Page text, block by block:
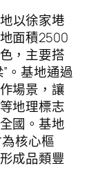
以徐家塂
面積2500
，主要搭
。基地通過
場景，讓
地理標志
國。基地
核心樞
成品類豐